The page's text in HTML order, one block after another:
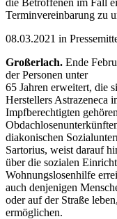
Terminvereinbarung zu
08.03.2021 in
Großerlach. Ende
der Personen unter
65 Jahren erweitert, die
Herstellers Astrazeneca
Impfberechtigten
diakonischen
Sartorius, weist darauf
über die sozialen
Wohnungslosenhilfe
auch denjenigen
oder auf der Straße
ermöglichen.